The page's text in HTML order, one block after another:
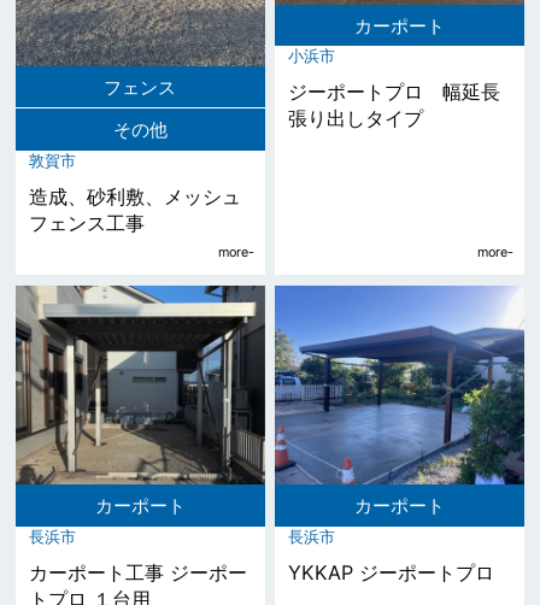
フェンス
その他
敦賀市
造成、砂利敷、メッシュ
フェンス工事
カーポート
小浜市
ジーポートプロ 幅延長
張り出しタイプ
カーポート
長浜市
カーポート工事 ジーポー
トプロ １台用
カーポート
長浜市
YKKAP ジーポートプロ